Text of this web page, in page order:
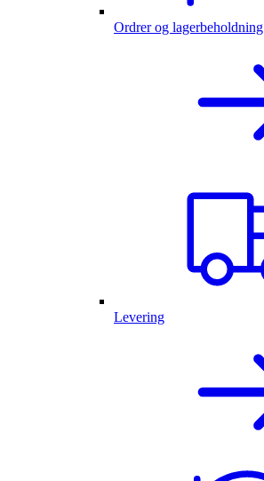
Ordrer og lagerbeholdning
Levering